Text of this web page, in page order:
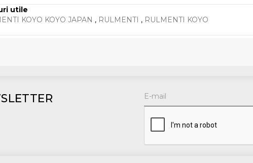
utile
KOYO KOYO JAPAN , RULMENTI , RULMENTI KOYO